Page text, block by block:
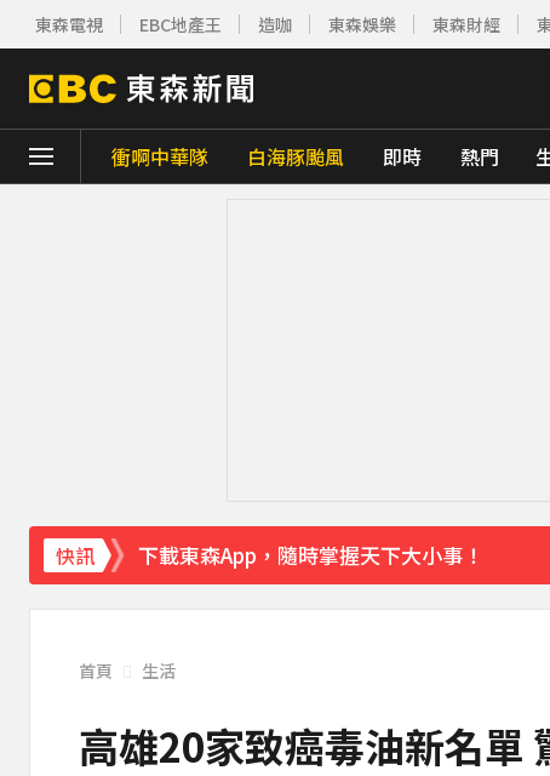
東森電視 EBC地產王 造咖 東森娛樂 東森財經
衝啊中華隊 白海豚颱風 即時 熱門
快訊
下載東森App，隨時掌握天下大小事！
《理財達人秀》X 安聯投信免費講座報名中
首頁 生活
高雄20家致癌毒油新名單